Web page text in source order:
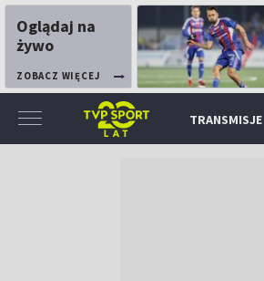
Oglądaj na
żywo
ZOBACZ WIĘCEJ
TRANSMISJE